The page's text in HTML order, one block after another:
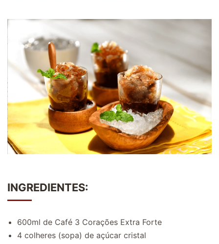
INGREDIENTES:
600ml de Café 3 Corações Extra Forte
4 colheres (sopa) de açúcar cristal